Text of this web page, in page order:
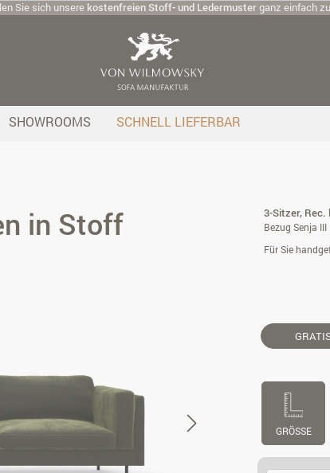
Sie sich unsere kostenfreien Stoff- und Ledermusterganz einfach
SHOWROOMS SCHNELL LIEFERBAR
in Stoff 3-Sitzer,
Bezug Senja
Für Sie
GRÖSSE